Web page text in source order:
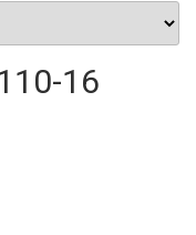
16